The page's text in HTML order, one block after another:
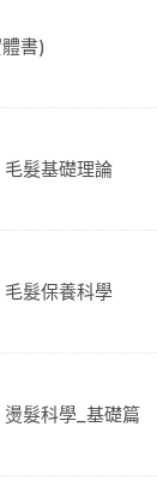
書)
髮基礎理論
髮保養科學
髮科學_基礎篇